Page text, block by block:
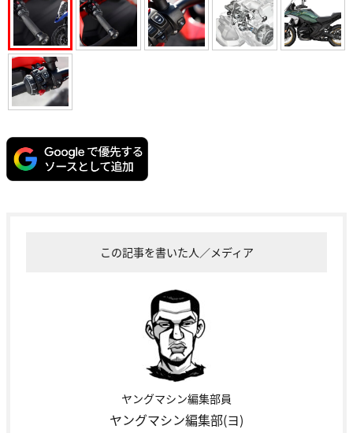
この記事を書いた人／メディア
ヤングマシン編集部員
ヤングマシン編集部(ヨ)